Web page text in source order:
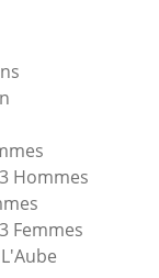
Hommes
Femmes